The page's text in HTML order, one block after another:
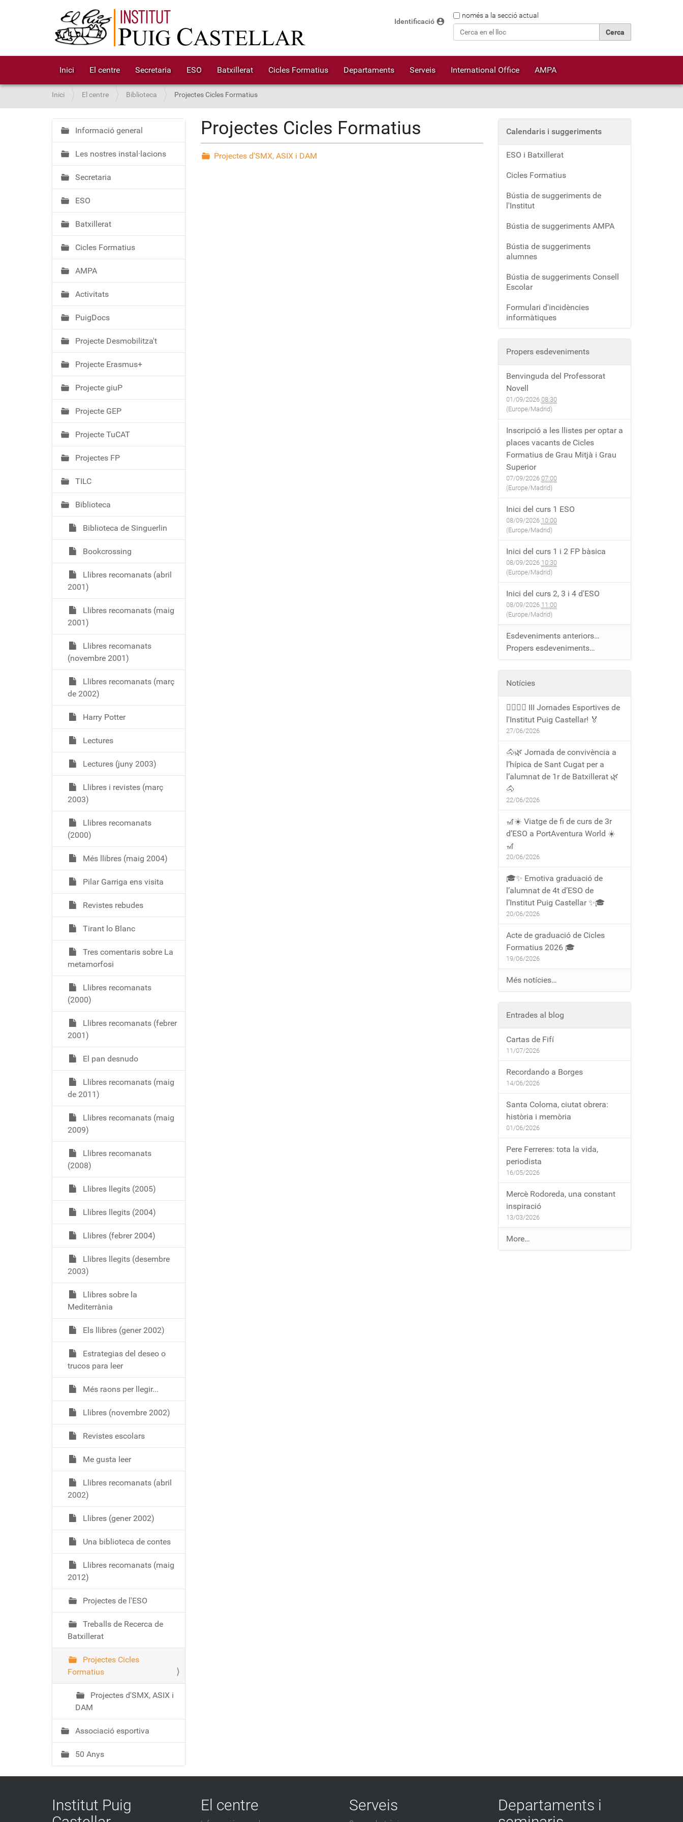
Cercanomés a la secció actual
Identificació account_circle
Inici El centre Secretaria ESO Batxillerat Cicles Formatius Departaments Serveis International Office AMPA
S
o
u
:
Inici El centre Biblioteca Projectes Cicles Formatius
Projectes Cicles Formatius
Projectes d'SMX, ASIX i DAM
N
a
v
e
g
a
c
ó
Informació general
Les nostres instal·lacions
Secretaria
ESO
Batxillerat
Cicles Formatius
AMPA
Activitats
PuigDocs
Projecte Desmobilitza't
Projecte Erasmus+
Projecte giuP
Projecte GEP
Projecte TuCAT
Projectes FP
TILC
Biblioteca
Biblioteca de Singuerlin
Bookcrossing
Llibres recomanats (abril
2001)
Llibres recomanats (maig
2001)
Llibres recomanats
(novembre 2001)
Llibres recomanats (març
de 2002)
Harry Potter
Lectures
Lectures (juny 2003)
Llibres i revistes (març
2003)
Llibres recomanats
(2000)
Més llibres (maig 2004)
Pilar Garriga ens visita
Revistes rebudes
Tirant lo Blanc
Tres comentaris sobre La
metamorfosi
Llibres recomanats
(2000)
Llibres recomanats (febrer
2001)
El pan desnudo
Llibres recomanats (maig
de 2011)
Llibres recomanats (maig
2009)
Llibres recomanats
(2008)
Llibres llegits (2005)
Llibres llegits (2004)
Llibres (febrer 2004)
Llibres llegits (desembre
2003)
Llibres sobre la
Mediterrània
Els llibres (gener 2002)
Estrategias del deseo o
trucos para leer
Més raons per llegir...
Llibres (novembre 2002)
Revistes escolars
Me gusta leer
Llibres recomanats (abril
2002)
Llibres (gener 2002)
Una biblioteca de contes
Llibres recomanats (maig
2012)
Projectes de l'ESO
Treballs de Recerca de
Batxillerat
Projectes Cicles
Formatius
Projectes d'SMX, ASIX i
DAM
Associació esportiva
50 Anys
Calendaris i suggeriments
ESO i Batxillerat
Cicles Formatius
Bústia de suggeriments de
l'Institut
Bústia de suggeriments AMPA
Bústia de suggeriments
alumnes
Bústia de suggeriments Consell
Escolar
Formulari d'incidències
informàtiques
Propers esdeveniments
Benvinguda del Professorat
Novell
01/09/2026 08:30
(Europe/Madrid)
Inscripció a les llistes per optar a
places vacants de Cicles
Formatius de Grau Mitjà i Grau
Superior
07/09/2026 07:00
(Europe/Madrid)
Inici del curs 1 ESO
08/09/2026 10:00
(Europe/Madrid)
Inici del curs 1 i 2 FP bàsica
08/09/2026 10:30
(Europe/Madrid)
Inici del curs 2, 3 i 4 d'ESO
08/09/2026 11:00
(Europe/Madrid)
Esdeveniments anteriors…
Propers esdeveniments…
Notícies
🏃‍♀️🏃‍♂️ III Jornades Esportives de
l'Institut Puig Castellar! 🏅
27/06/2026
🐴🌿 Jornada de convivència a
l’hípica de Sant Cugat per a
l’alumnat de 1r de Batxillerat 🌿
🐴
22/06/2026
🎢☀️ Viatge de fi de curs de 3r
d’ESO a PortAventura World ☀️
🎢
20/06/2026
🎓✨ Emotiva graduació de
l’alumnat de 4t d’ESO de
l’Institut Puig Castellar ✨🎓
20/06/2026
Acte de graduació de Cicles
Formatius 2026 🎓
19/06/2026
Més notícies…
Entrades al blog
Cartas de Fifí
11/07/2026
Recordando a Borges
14/06/2026
Santa Coloma, ciutat obrera:
història i memòria
01/06/2026
Pere Ferreres: tota la vida,
periodista
16/05/2026
Mercè Rodoreda, una constant
inspiració
13/03/2026
E
n
More…
Institut Puig
El centre Serveis
Departaments i